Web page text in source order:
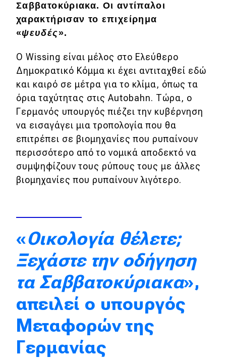
Πρωτότυπα
Ελλάδα
Τεχνολογία
Ασφάλεια
Αγορά
Απόψεις
Test Drive
Δοκιμή
Συγκρίνουμε
Αγώνες
Formula 1
WRC
Motorsport
Σαββατοκύριακα. Οι αντίπαλοι
χαρακτήρισαν το επιχείρημα
«ψευδές».
Ο Wissing είναι μέλος στο Ελεύθερο
Δημοκρατικό Κόμμα κι έχει αντιταχθεί εδώ
και καιρό σε μέτρα για το κλίμα, όπως τα
όρια ταχύτητας στις Autobahn. Τώρα, ο
Γερμανός υπουργός πιέζει την κυβέρνηση
να εισαγάγει μια τροπολογία που θα
επιτρέπει σε βιομηχανίες που ρυπαίνουν
περισσότερο από το νομικά αποδεκτό να
συμψηφίζουν τους ρύπους τους με άλλες
βιομηχανίες που ρυπαίνουν λιγότερο.
«Οικολογία θέλετε;
Ξεχάστε την οδήγηση
τα Σαββατοκύριακα»,
απειλεί ο υπουργός
Μεταφορών της
Γερμανίας